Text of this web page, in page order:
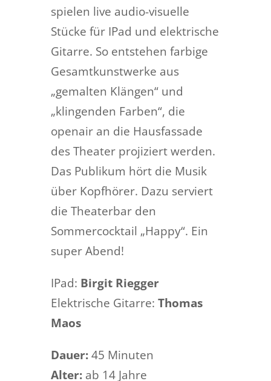
spielen live audio-visuelle
Stücke für IPad und elektrische
Gitarre. So entstehen farbige
Gesamtkunstwerke aus
„gemalten Klängen“ und
„klingenden Farben“, die
openair an die Hausfassade
des Theater projiziert werden.
Das Publikum hört die Musik
über Kopfhörer. Dazu serviert
die Theaterbar den
Sommercocktail „Happy“. Ein
super Abend!
IPad: Birgit Riegger
Elektrische Gitarre: Thomas
Maos
Dauer: 45 Minuten
Alter: ab 14 Jahre